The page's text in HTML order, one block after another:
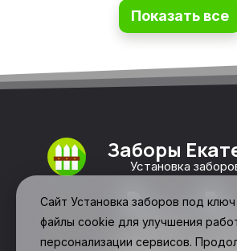
Показать все
Заборы
Установка
Сайт Установка заборов под ключ
файлы cookie для улучшения
персонализации сервисов.